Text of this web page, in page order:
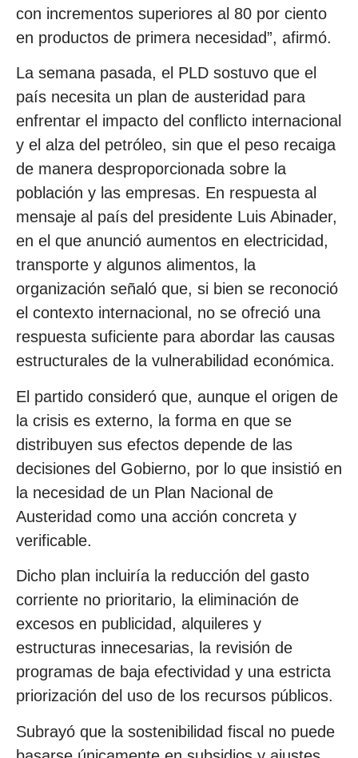
con incrementos superiores al 80 por ciento
en productos de primera necesidad”, afirmó.
La semana pasada, el PLD sostuvo que el
país necesita un plan de austeridad para
enfrentar el impacto del conflicto internacional
y el alza del petróleo, sin que el peso recaiga
de manera desproporcionada sobre la
población y las empresas. En respuesta al
mensaje al país del presidente Luis Abinader,
en el que anunció aumentos en electricidad,
transporte y algunos alimentos, la
organización señaló que, si bien se reconoció
el contexto internacional, no se ofreció una
respuesta suficiente para abordar las causas
estructurales de la vulnerabilidad económica.
El partido consideró que, aunque el origen de
la crisis es externo, la forma en que se
distribuyen sus efectos depende de las
decisiones del Gobierno, por lo que insistió en
la necesidad de un Plan Nacional de
Austeridad como una acción concreta y
verificable.
Dicho plan incluiría la reducción del gasto
corriente no prioritario, la eliminación de
excesos en publicidad, alquileres y
estructuras innecesarias, la revisión de
programas de baja efectividad y una estricta
priorización del uso de los recursos públicos.
Subrayó que la sostenibilidad fiscal no puede